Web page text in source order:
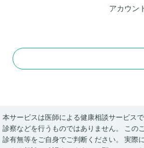
アカウン
本サービスは医師による健康相談サービス
診察などを行うものではありません。 この
診有無等をご自身でご判断ください。 実際